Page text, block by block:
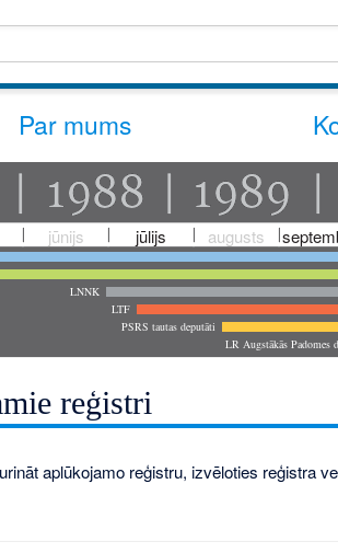
Par mums
jūnijs jūlijs augusts
LNNK
LTF
PSRS tautas deputāti
LR Augstākās Padomes
reģistri
aplūkojamo reģistru, izvēloties reģistra